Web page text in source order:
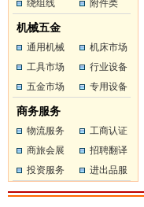
绕组线
附件类
机械五金
通用机械
机床市场
工具市场
行业设备
五金市场
专用设备
商务服务
物流服务
工商认证
商旅会展
招聘翻译
投资服务
进出品服
务